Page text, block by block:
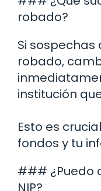
robado?
Si sospechas
robado,
institución
Esto es
fondos y tu
### ¿Puedo
NIP?